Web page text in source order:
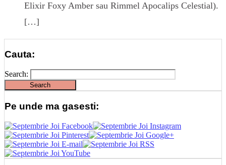
Elixir Foxy Amber sau Rimmel Apocalips Celestial).
[…]
Cauta:
Search:
Pe unde ma gasesti: